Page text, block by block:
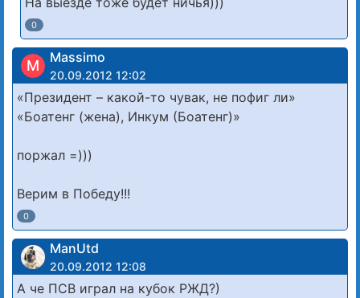
0
M Massimo
20.09.2012 12:02
«Президент – какой-то чувак, не пофиг ли»
«Боатенг (жена), Инкум (Боатенг)»
поржал =)))
Верим в Победу!!!
0
ManUtd
20.09.2012 12:08
А че ПСВ играл на кубок РЖД?)